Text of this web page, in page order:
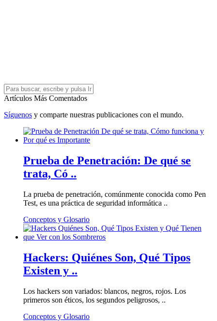
Artículos Más Comentados
Síguenos y comparte nuestras publicaciones con el mundo.
Prueba de Penetración: De qué se
trata, Có ..
La prueba de penetración, comúnmente conocida como Pen
Test, es una práctica de seguridad informática ..
Conceptos y Glosario
Hackers: Quiénes Son, Qué Tipos
Existen y ..
Los hackers son variados: blancos, negros, rojos. Los
primeros son éticos, los segundos peligrosos, ..
Conceptos y Glosario